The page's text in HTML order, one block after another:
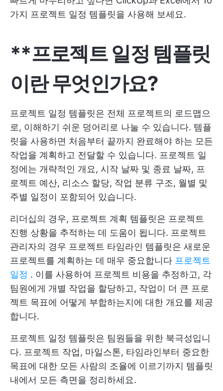
가지 프로젝트 일정 템플릿을 사용해 보세요.
**프로젝트 일정 템플릿
이란 무엇인가요?
프로젝트 일정 템플릿은 전체 프로젝트의 로드맵으
로, 이해하기 쉬운 덩어리로 나눌 수 있습니다. 템플
릿을 사용하면 처음부터 끝까지 완료해야 하는 모든
작업을 계획하고 전달할 수 있습니다. 프로젝트 일
정에는 개략적인 개요, 시작 날짜 및 종료 날짜, 프
로젝트 예산, 리소스 할당, 작업 분류 구조, 월별 및
주별 일정이 포함되어 있습니다.
리더십의 경우, 프로젝트 계획 템플릿은 프로젝트
진행 상황을 추적하는 데 도움이 됩니다. 프로젝트
관리자의 경우 프로젝트 타임라인 템플릿은 새로운
프로젝트를 계획하는 데 매우 중요합니다 프로젝트
일정 . 이를 사용하여 프로젝트 비용을 추정하고, 각
팀원에게 개별 작업을 할당하고, 작업이 더 큰 프로
젝트 목표에 어떻게 부합하는지에 대한 개요를 제공
합니다.
프로젝트 일정 템플릿은 팀원들을 위한 북극성입니
다. 프로젝트 작업, 마일스톤, 타임라인부터 중요한
목표에 대한 모든 사람의 조율에 이르기까지 템플릿
내에서 모든 측면을 정리하세요.